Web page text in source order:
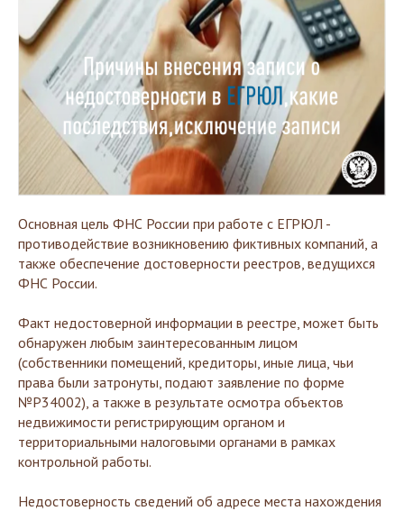
Основная цель ФНС России при работе с ЕГРЮЛ -
противодействие возникновению фиктивных компаний, а
также обеспечение достоверности реестров, ведущихся
ФНС России.
Факт недостоверной информации в реестре, может быть
обнаружен любым заинтересованным лицом
(собственники помещений, кредиторы, иные лица, чьи
права были затронуты, подают заявление по форме
№P34002), а также в результате осмотра объектов
недвижимости регистрирующим органом и
территориальными налоговыми органами в рамках
контрольной работы.
Недостоверность сведений об адресе места нахождения